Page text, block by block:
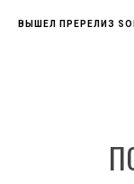
ВЫШЕЛ ПРЕРЕЛИЗ